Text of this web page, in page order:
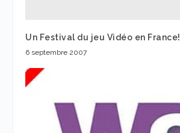
Un Festival du jeu Vidéo en France!
6 septembre 2007